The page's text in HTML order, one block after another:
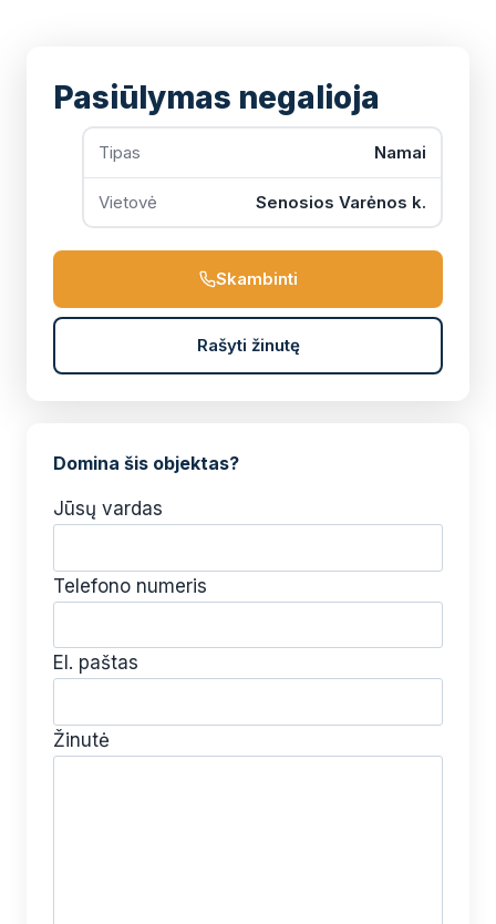
Pasiūlymas negalioja
Tipas Namai
Vietovė Senosios Varėnos k.
Skambinti
Rašyti žinutę
Domina šis objektas?
Jūsų vardas
Telefono numeris
El. paštas
Žinutė